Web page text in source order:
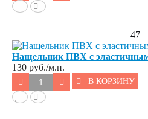
47
Нащельник ПВХ с
130 руб./м.п.
В КОРЗИНУ